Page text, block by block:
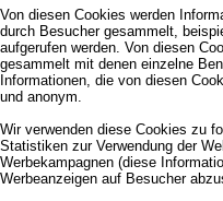
Von diesen Cookies werden
durch Besucher gesammelt,
aufgerufen werden. Von diesen
gesammelt mit denen einzelne
Informationen, die von diesen
und anonym.
Wir verwenden diese Cookies zu
Statistiken zur Verwendung der
Werbekampagnen (diese
Werbeanzeigen auf Besucher